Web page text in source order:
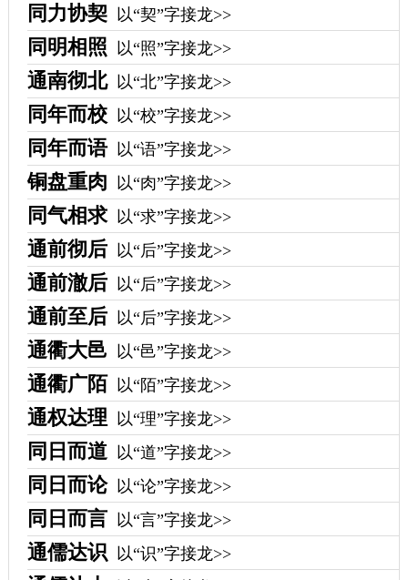
同力协契 以“契”字接龙>>
同明相照 以“照”字接龙>>
通南彻北 以“北”字接龙>>
同年而校 以“校”字接龙>>
同年而语 以“语”字接龙>>
铜盘重肉 以“肉”字接龙>>
同气相求 以“求”字接龙>>
通前彻后 以“后”字接龙>>
通前澈后 以“后”字接龙>>
通前至后 以“后”字接龙>>
通衢大邑 以“邑”字接龙>>
通衢广陌 以“陌”字接龙>>
通权达理 以“理”字接龙>>
同日而道 以“道”字接龙>>
同日而论 以“论”字接龙>>
同日而言 以“言”字接龙>>
通儒达识 以“识”字接龙>>